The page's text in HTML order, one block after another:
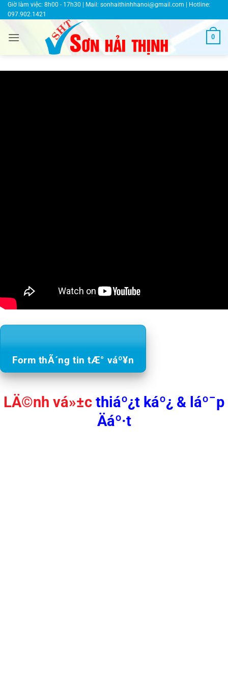
Bỏ
qua
dung
Giờ làm việc: 8h00 - 17h30 | Mail: sonhaithinhhanoi@gmail.com | Hotline:
097.902.1421
0
Form thÃ´ng tin tÆ° váº¥n
LÄ©nh vá»±c thiáº¿t káº¿ & láº¯p
Äáº·t